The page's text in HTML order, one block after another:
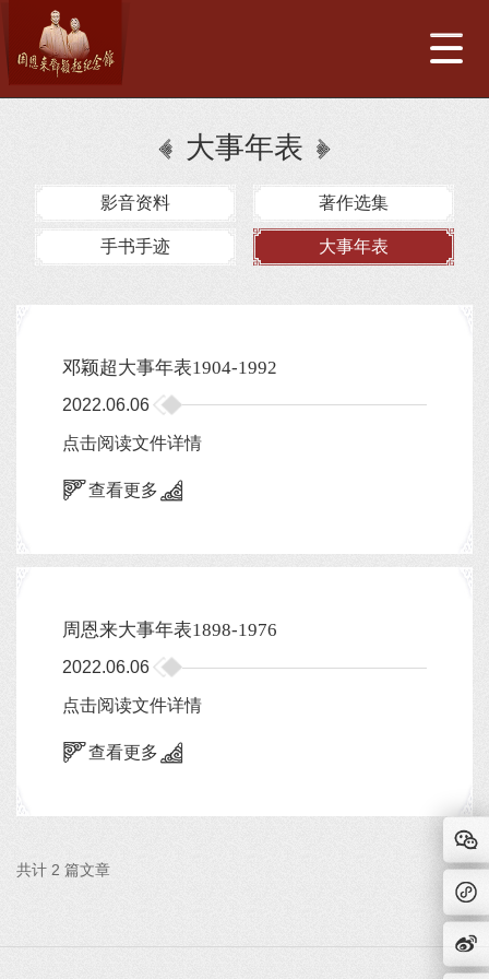
大事年表
影音资料 著作选集
手书手迹 大事年表
邓颖超大事年表1904-1992
2022.06.06
点击阅读文件详情
查看更多
周恩来大事年表1898-1976
2022.06.06
点击阅读文件详情
查看更多
共计 2 篇文章